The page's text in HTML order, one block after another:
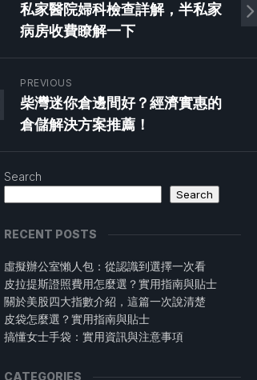
私家醫院婦科檢查詳解，半私家
病房收費瞭解一下
PREVIOUS
柴灣迷你倉邊間好？經濟實惠的
倉儲解決方案推薦！
Search
Search
RECENT POSTS
虛擬辦公室懶人包：從認識到選擇一次看
皮拉提斯證照費用怎麼選？實用指南與貼士
關於美股四大指數介紹，這篇一次說清楚
皮袋怎麼選？實用指南與貼士
搞懂女士手袋：實用資訊與注意事項
CATEGORIES